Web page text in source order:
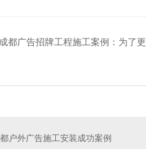
成都广告招牌工程施工案例：为了
户外广告施工安装成功案例